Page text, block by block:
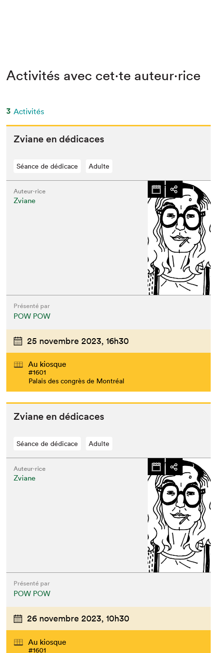
Activités avec cet·te auteur·rice
3 Activités
Zviane en dédicaces
Séance de dédicace Adulte
Auteur·rice
Zviane
Présenté par
POW POW
25 novembre 2023, 16h30
Au kiosque
#1601
Palais des congrès de Montréal
Zviane en dédicaces
Séance de dédicace Adulte
Auteur·rice
Zviane
Présenté par
POW POW
26 novembre 2023, 10h30
Au kiosque
#1601